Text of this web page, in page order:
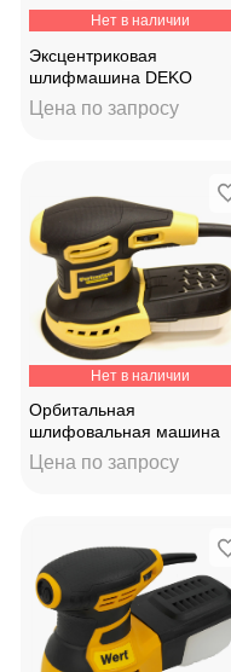
Нет в наличии
Эксцентриковая
шлифмашина DEKO
DKG550 125мм/150мм
Цена по запросу
Нет в наличии
Орбитальная
шлифовальная машина
Partnertool POS125E
Цена по запросу